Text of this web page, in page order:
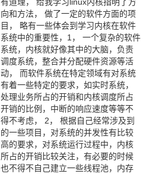
向和方法， 做了一定的软件方面的项
目， 略有一些体会到学习内核在软件
系统中的重要性，1， 一个复杂的软件
系统，内核就好像其中的大脑，负责
调度系统，整合并分配硬件资源等活
动， 而软件系统在特定领域有对系统
有着一些特定的要求，如实时系统，
处理业务所占的开销和内核调度所占
开销的比例，中断的响应速度等等不
得不考虑， 2， 根据自己经常涉及到
的一些项目，对系统的并发性有比较
高的要求，对系统运行过程中，内核
所占的开销比较关注，有必要的时候
也不得不自己建立一些线程池，内存